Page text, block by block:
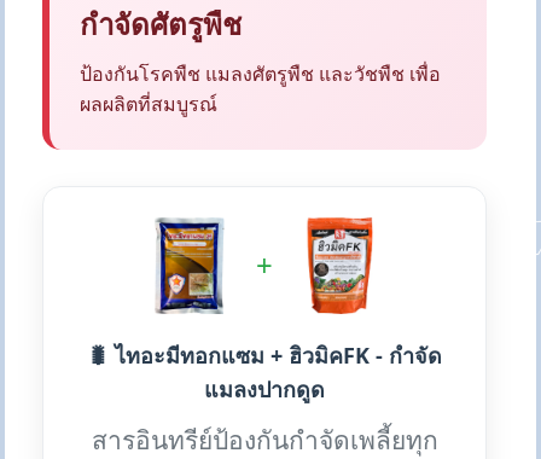
กำจัดศัตรูพืช
ป้องกันโรคพืช แมลงศัตรูพืช และวัชพืช เพื่อ
ผลผลิตที่สมบูรณ์
+
🐛 ไทอะมีทอกแซม + ฮิวมิคFK - กำจัด
แมลงปากดูด
สารอินทรีย์ป้องกันกำจัดเพลี้ยทุก